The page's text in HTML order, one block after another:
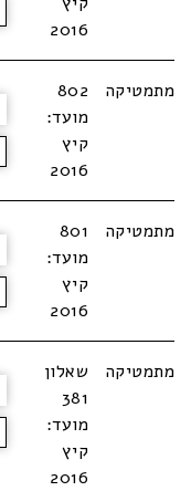
2016
מתמטיקה
802
מועד:
קיץ
2016
מתמטיקה
801
מועד:
קיץ
2016
מתמטיקה
שאלון
381
מועד:
קיץ
2016